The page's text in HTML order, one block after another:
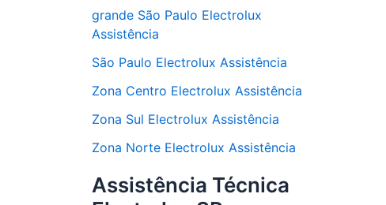
grande São Paulo Electrolux
Assistência
São Paulo Electrolux Assistência
Zona Centro Electrolux Assistência
Zona Sul Electrolux Assistência
Zona Norte Electrolux Assistência
Assistência Técnica